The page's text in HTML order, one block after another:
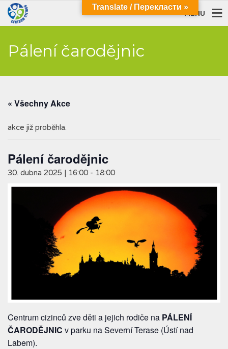
MENU
Pálení čarodějnic
« Všechny Akce
akce již proběhla.
Pálení čarodějnic
30. dubna 2025 | 16:00 - 18:00
Centrum cizinců zve děti a jejich rodiče na PÁLENÍ
ČARODĚJNIC v parku na Severní Terase (Ústí nad
Labem).
Translate / Перекласти »